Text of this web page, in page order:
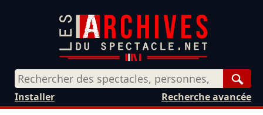
Recherche avancée
Installer